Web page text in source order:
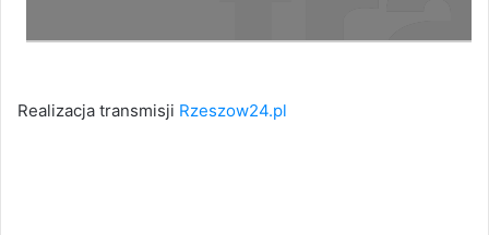
Realizacja transmisji Rzeszow24.pl